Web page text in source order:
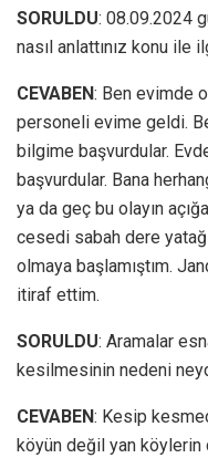
SORULDU: 08.09.2024
nasıl anlattınız konu ile
CEVABEN: Ben evimde
personeli evime geldi.
bilgime başvurdular.
başvurdular. Bana
ya da geç bu olayın
cesedi sabah dere
olmaya başlamıştım.
itiraf ettim.
SORULDU: Aramalar
kesilmesinin nedeni
CEVABEN: Kesip
köyün değil yan